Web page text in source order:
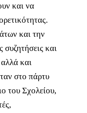
και να
και την
και
και
στο πάρτυ
του Σχολείου,